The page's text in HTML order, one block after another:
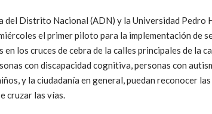
del Distrito Nacional (ADN) y la Universidad Pedro
el primer piloto para la implementación de
los cruces de cebra de la calles principales de la
con discapacidad cognitiva, personas con
y la ciudadanía en general, puedan reconocer
cruzar las vías.